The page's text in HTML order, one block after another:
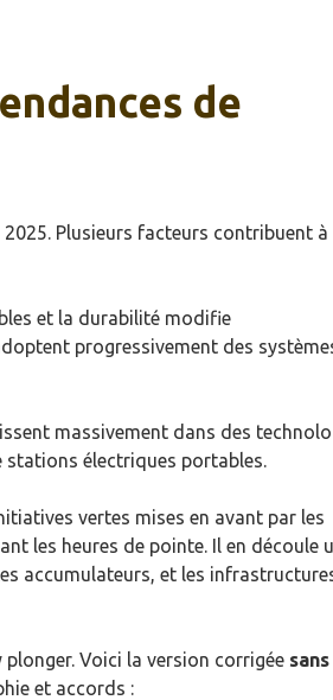
de
Plusieurs facteurs contribuent
et la durabilité modifie
progressivement des
massivement dans des
stations électriques portables.
vertes mises en avant par les
les heures de pointe. Il en découle
accumulateurs, et les
Voici la version corrigée sans
et accords :